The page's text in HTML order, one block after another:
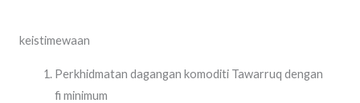
keistimewaan
Perkhidmatan dagangan komoditi Tawarruq dengan
fi minimum